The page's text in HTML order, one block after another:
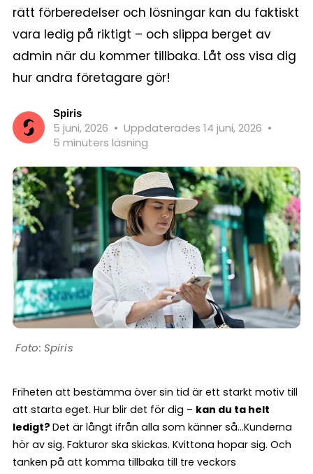
rätt förberedelser och lösningar kan du faktiskt
vara ledig på riktigt – och slippa berget av
admin när du kommer tillbaka. Låt oss visa dig
hur andra företagare gör!
Spiris
5 juni, 2026 • Uppdaterades 14 juni, 2026 •
5 minuters läsning
Spiris
Friheten att bestämma över sin tid är ett starkt motiv till
att starta eget. Hur blir det för dig – kan du ta helt
ledigt? Det är långt ifrån alla som känner så…Kunderna
hör av sig. Fakturor ska skickas. Kvittona hopar sig. Och
tanken på att komma tillbaka till tre veckors